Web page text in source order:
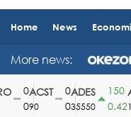
Home News
More news:
ACST
90
ADES
35550
150
0.42